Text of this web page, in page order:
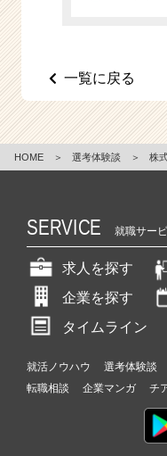
一覧に戻る
HOME ＞ 選考体験談 ＞ 株
SERVICE 就職サー
求人を探す
企業を探す
タイムライン
就活ノウハウ 選考体験談
転職相談
企業マンガ チ